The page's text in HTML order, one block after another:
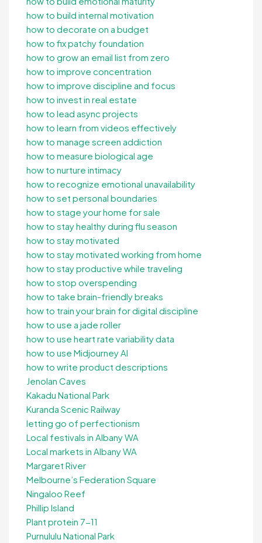
how to build internal motivation
how to decorate on a budget
how to fix patchy foundation
how to grow an email list from zero
how to improve concentration
how to improve discipline and focus
how to invest in real estate
how to lead async projects
how to learn from videos effectively
how to manage screen addiction
how to measure biological age
how to nurture intimacy
how to recognize emotional unavailability
how to set personal boundaries
how to stage your home for sale
how to stay healthy during flu season
how to stay motivated
how to stay motivated working from home
how to stay productive while traveling
how to stop overspending
how to take brain-friendly breaks
how to train your brain for digital discipline
how to use a jade roller
how to use heart rate variability data
how to use Midjourney AI
how to write product descriptions
Jenolan Caves
Kakadu National Park
Kuranda Scenic Railway
letting go of perfectionism
Local festivals in Albany WA
Local markets in Albany WA
Margaret River
Melbourne’s Federation Square
Ningaloo Reef
Phillip Island
Plant protein 7-11
Purnululu National Park